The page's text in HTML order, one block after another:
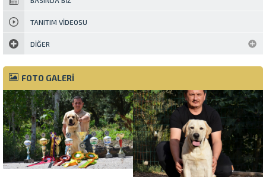
TANITIM VIDEOSU
DIĞER
FOTO GALERİ